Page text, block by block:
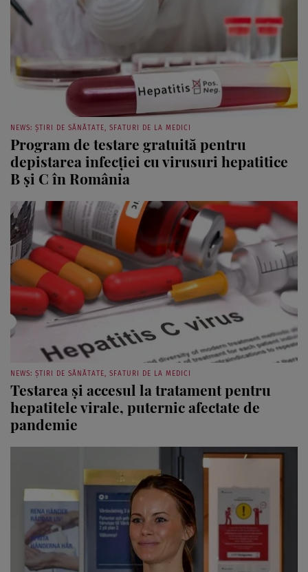
NEWS: ȘTIRI DE SĂNĂTATE, SFATURI DE LA MEDICI
Program de testare gratuită pentru
depistarea infecției cu virusuri hepatitice
B și C în România
NEWS: ȘTIRI DE SĂNĂTATE, SFATURI DE LA MEDICI
Testarea și accesul la tratament pentru
hepatitele virale, puternic afectate de
pandemie